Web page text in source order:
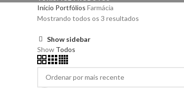
Início Portfólios Farmácia
Mostrando todos os 3 resultados
Show sidebar
Show Todos